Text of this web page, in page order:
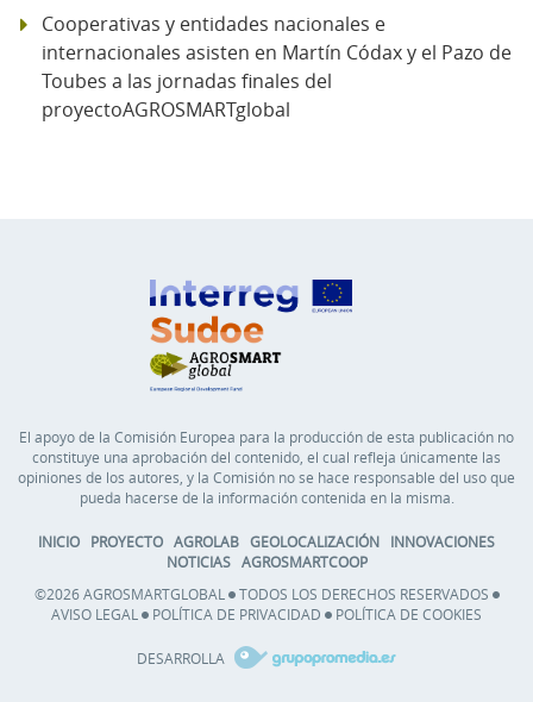
Cooperativas y entidades nacionales e
internacionales asisten en Martín Códax y el Pazo de
Toubes a las jornadas finales del
proyectoAGROSMARTglobal
El apoyo de la Comisión Europea para la producción de esta publicación no
constituye una aprobación del contenido, el cual refleja únicamente las
opiniones de los autores, y la Comisión no se hace responsable del uso que
pueda hacerse de la información contenida en la misma.
INICIO PROYECTO AGROLAB GEOLOCALIZACIÓN
INNOVACIONES
NOTICIAS AGROSMARTCOOP
©2026 AGROSMARTGLOBAL
TODOS LOS DERECHOS RESERVADOS
AVISO LEGAL
POLÍTICA DE PRIVACIDAD POLÍTICA DE COOKIES
DESARROLLA